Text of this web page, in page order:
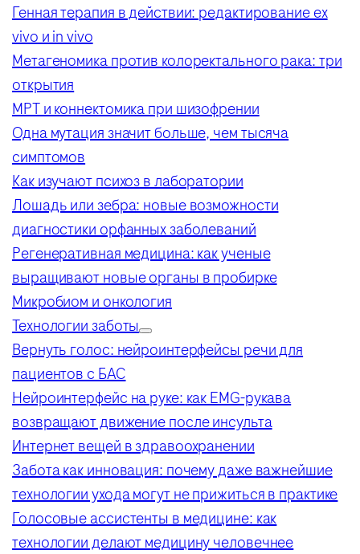
Генная терапия в действии: редактирование ex
vivo и in vivo
Метагеномика против колоректального рака: три
открытия
МРТ и коннектомика при шизофрении
Одна мутация значит больше, чем тысяча
симптомов
Как изучают психоз в лаборатории
Лошадь или зебра: новые возможности
диагностики орфанных заболеваний
Регенеративная медицина: как ученые
выращивают новые органы в пробирке
Микробиом и онкология
Технологии заботы
Вернуть голос: нейроинтерфейсы речи для
пациентов с БАС
Нейроинтерфейс на руке: как EMG-рукава
возвращают движение после инсульта
Интернет вещей в здравоохранении
Забота как инновация: почему даже важнейшие
технологии ухода могут не прижиться в практике
Голосовые ассистенты в медицине: как
технологии делают медицину человечнее